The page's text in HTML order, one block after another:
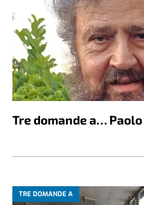
Tre domande a…
TRE DOMANDE A